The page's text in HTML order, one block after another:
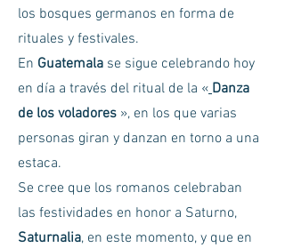
los bosques germanos en forma de
rituales y festivales.
En Guatemala se sigue celebrando hoy
en día a través del ritual de la « Danza
de los voladores », en los que varias
personas giran y danzan en torno a una
estaca.
Se cree que los romanos celebraban
las festividades en honor a Saturno,
Saturnalia, en este momento, y que en